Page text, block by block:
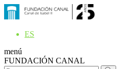
ES
menú
FUNDACIÓN CANAL